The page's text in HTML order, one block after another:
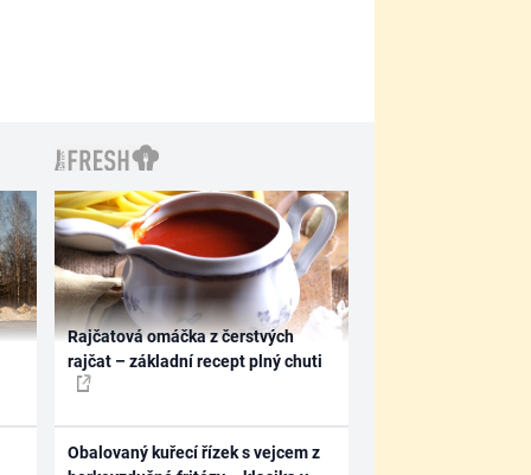
Rajčatová omáčka z čerstvých
rajčat – základní recept plný chuti
Obalovaný kuřecí řízek s vejcem z